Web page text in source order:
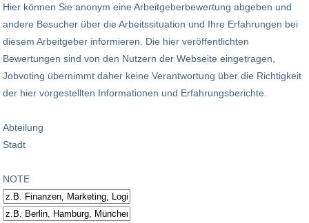
Hier können Sie anonym eine Arbeitgeberbewertung abgeben und
andere Besucher über die Arbeitssituation und Ihre Erfahrungen bei
diesem Arbeitgeber informieren. Die hier veröffentlichten
Bewertungen sind von den Nutzern der Webseite eingetragen,
Jobvoting übernimmt daher keine Verantwortung über die Richtigkeit
der hier vorgestellten Informationen und Erfahrungsberichte.
Abteilung
Stadt
NOTE